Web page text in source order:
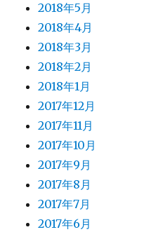
2018年5月
2018年4月
2018年3月
2018年2月
2018年1月
2017年12月
2017年11月
2017年10月
2017年9月
2017年8月
2017年7月
2017年6月